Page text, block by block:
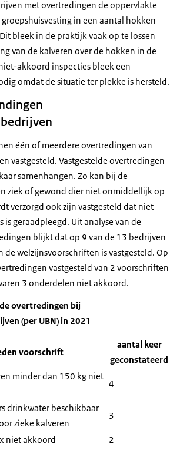
met overtredingen de oppervlakte
in een aantal hokken
bleek in de praktijk vaak op te lossen
van de kalveren over de hokken in de
akkoord inspecties bleek een
omdat de situatie ter plekke is hersteld.
één of meerdere overtredingen van
vastgesteld. Vastgestelde overtredingen
samenhangen. Zo kan bij de
ziek of gewond dier niet onmiddellijk op
verzorgd ook zijn vastgesteld dat niet
geraadpleegd. Uit analyse van de
blijkt dat op 9 van de 13 bedrijven
de welzijnsvoorschriften is vastgesteld. Op
vastgesteld van 2 voorschriften
3 onderdelen niet akkoord.
overtredingen bij
(per UBN) in 2021
voorschrift
aantal keer
geconstateerd
minder dan 150 kg niet
4
drinkwater beschikbaar
zieke kalveren
3
niet akkoord
2